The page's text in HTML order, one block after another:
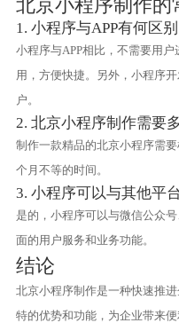
北京小程序制作的
1. 小程序与APP有何区别
小程序与APP相比，不需要用
用，方便快捷。另外，小程序
户。
2. 北京小程序制作需要
制作一款精品的北京小程序需
个月不等的时间。
3. 小程序可以与其他平
是的，小程序可以与微信公众
面的用户服务和业务功能。
结论
北京小程序制作是一种快速推
特的优势和功能，为企业带来